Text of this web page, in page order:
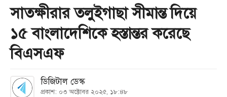
প্রচ্ছদ
সর্বশেষ
সব বিভাগ
আর্কাইভ
কনভার্টার
সাতক্ষীরার তলুইগাছা সীমান্ত দিয়ে
১৫ বাংলাদেশিকে হস্তান্তর করেছে
বিএসএফ
ডিজিটাল ডেস্ক
প্রকাশ: ০৩ অক্টোবর ২০২৫, ১৮:৪৮